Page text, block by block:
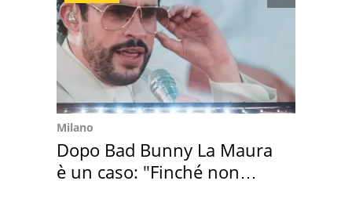
Milano
Dopo Bad Bunny La Maura
è un caso: "Finché non